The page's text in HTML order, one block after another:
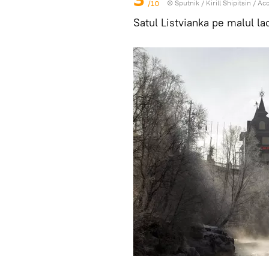
/10 © Sputnik / Kirill Shipitsin /
Satul Listvianka pe malul